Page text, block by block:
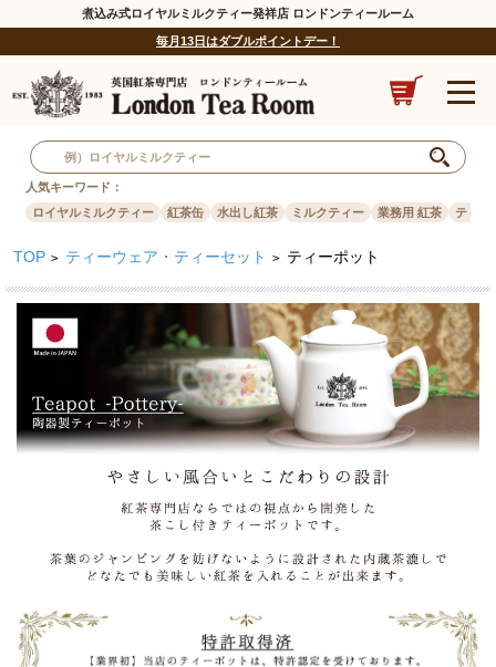
煮込み式ロイヤルミルクティー発祥店 ロンドンティールーム
毎月13日はダブルポイントデー！
人気キーワード：
ロイヤルミルクティー
紅茶缶 水出し紅茶 ミルクティー 業務用 紅茶 ティー
TOP > ティーウェア・ティーセット > ティーポット